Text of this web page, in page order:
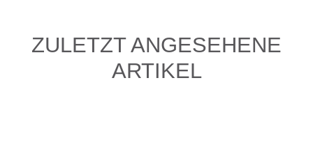
ZULETZT ANGESEHENE
ARTIKEL